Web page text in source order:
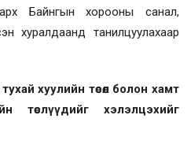
Байнгын хорооны санал,
хуралдаанд танилцуулахаар
хуулийн төсөл болон хамт
төслүүдийг хэлэлцэхийг